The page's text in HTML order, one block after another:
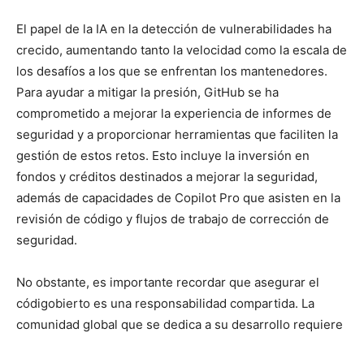
El papel de la IA en la detección de vulnerabilidades ha
crecido, aumentando tanto la velocidad como la escala de
los desafíos a los que se enfrentan los mantenedores.
Para ayudar a mitigar la presión, GitHub se ha
comprometido a mejorar la experiencia de informes de
seguridad y a proporcionar herramientas que faciliten la
gestión de estos retos. Esto incluye la inversión en
fondos y créditos destinados a mejorar la seguridad,
además de capacidades de Copilot Pro que asisten en la
revisión de código y flujos de trabajo de corrección de
seguridad.
No obstante, es importante recordar que asegurar el
códigobierto es una responsabilidad compartida. La
comunidad global que se dedica a su desarrollo requiere